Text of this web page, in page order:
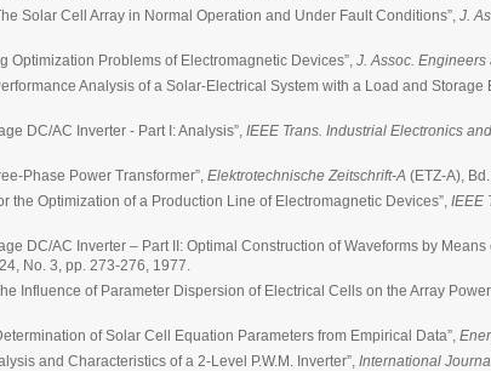
Solar Cell Array in Normal Operation and Under Fault Conditions”, J.
Optimization Problems of Electromagnetic Devices”, J. Assoc.
Analysis of a Solar-Electrical System with a Load and Storage
DC/AC Inverter - Part I: Analysis”, IEEE Trans. Industrial Electronics
Phase Power Transformer”, Elektrotechnische Zeitschrift-A (ETZ-A),
the Optimization of a Production Line of Electromagnetic Devices”, IEEE
DC/AC Inverter – Part II: Optimal Construction of Waveforms by Means
No. 3, pp. 273-276, 1977.
Influence of Parameter Dispersion of Electrical Cells on the Array Power
of Solar Cell Equation Parameters from Empirical Data”,
and Characteristics of a 2-Level P.W.M. Inverter”, International